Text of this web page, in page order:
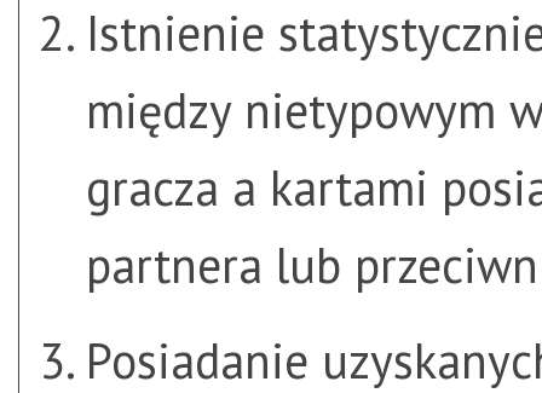
Istnienie
między nietypowym
gracza a kartami
partnera lub
Posiadanie